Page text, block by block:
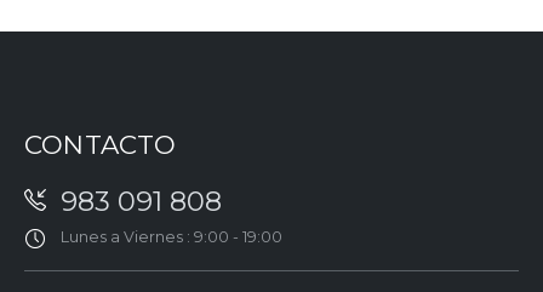
CONTACTO
983 091 808
Lunes a Viernes : 9:00 - 19:00